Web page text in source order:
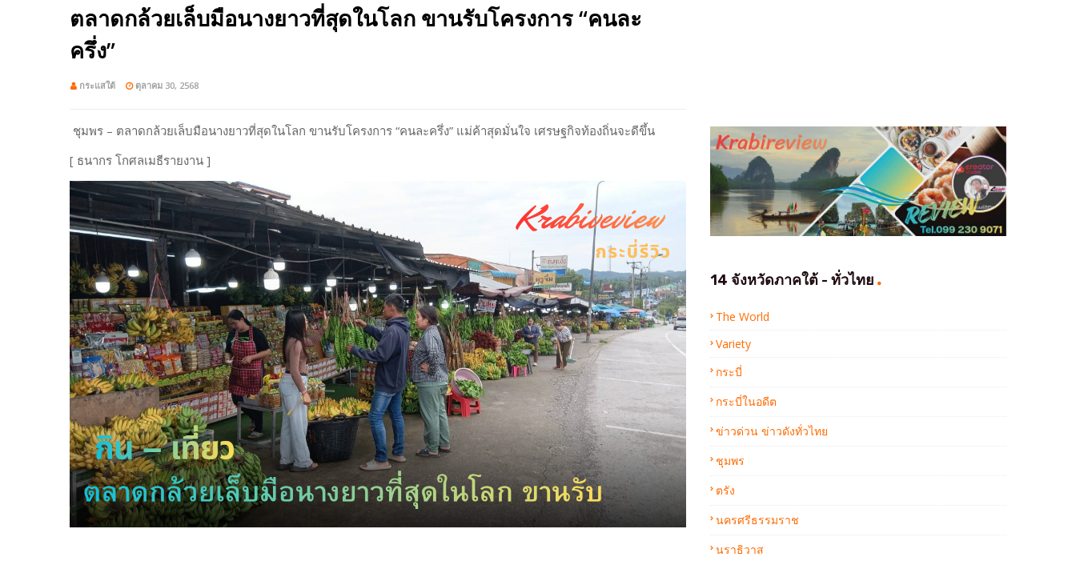
ตลาดกล้วยเล็บมือนางยาวที่สุดในโลก ขานรับโครงการ “คนละ
ครึ่ง”
กระแสใต้ ตุลาคม 30, 2568
ชุมพร – ตลาดกล้วยเล็บมือนางยาวที่สุดในโลก ขานรับโครงการ “คนละครึ่ง” แม่ค้าสุดมั่นใจ เศรษฐกิจท้องถิ่นจะดีขึ้น
[ ธนากร โกศลเมธีรายงาน ]
14 จังหวัดภาคใต้ - ทั่วไทย
The World
Variety
กระบี่
กระบี่ในอดีต
ข่าวด่วน ข่าวดังทั่วไทย
ชุมพร
ตรัง
นครศรีธรรมราช
นราธิวาส